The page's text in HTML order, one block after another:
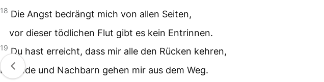
18 Die Angst bedrängt mich von allen Seiten,
vor dieser tödlichen Flut gibt es kein Entrinnen.
19 Du hast erreicht, dass mir alle den Rücken kehren,
Freunde und Nachbarn gehen mir aus dem Weg.